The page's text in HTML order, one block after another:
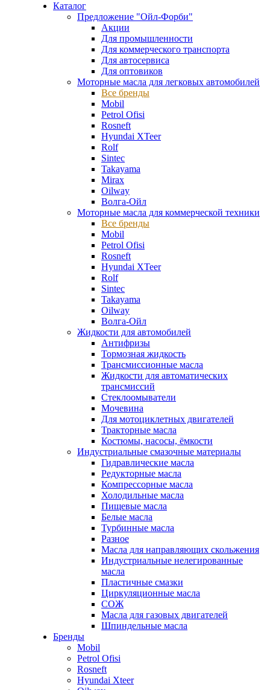
Каталог
Предложение "Ойл-Форби"
Акции
Для промышленности
Для коммерческого транспорта
Для автосервиса
Для оптовиков
Моторные масла для легковых автомобилей
Все бренды
Mobil
Petrol Ofisi
Rosneft
Hyundai XTeer
Rolf
Sintec
Takayama
Mirax
Oilway
Волга-Ойл
Моторные масла для коммерческой техники
Все бренды
Mobil
Petrol Ofisi
Rosneft
Hyundai XTeer
Rolf
Sintec
Takayama
Oilway
Волга-Ойл
Жидкости для автомобилей
Антифризы
Тормозная жидкость
Трансмиссионные масла
Жидкости для автоматических
трансмиссий
Стеклоомыватели
Мочевина
Для мотоциклетных двигателей
Тракторные масла
Костюмы, насосы, ёмкости
Индустриальные смазочные материалы
Гидравлические масла
Редукторные масла
Компрессорные масла
Холодильные масла
Пищевые масла
Белые масла
Турбинные масла
Разное
Масла для направляющих скольжения
Индустриальные нелегированные
масла
Пластичные смазки
Циркуляционные масла
СОЖ
Масла для газовых двигателей
Шпиндельные масла
Бренды
Mobil
Petrol Ofisi
Rosneft
Hyundai Xteer